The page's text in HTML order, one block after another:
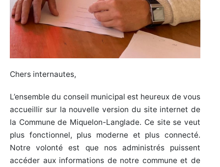
Chers internautes,
L’ensemble du conseil municipal est heureux de vous
accueillir sur la nouvelle version du site internet de
la Commune de Miquelon-Langlade. Ce site se veut
plus fonctionnel, plus moderne et plus connecté.
Notre volonté est que nos administrés puissent
accéder aux informations de notre commune et de